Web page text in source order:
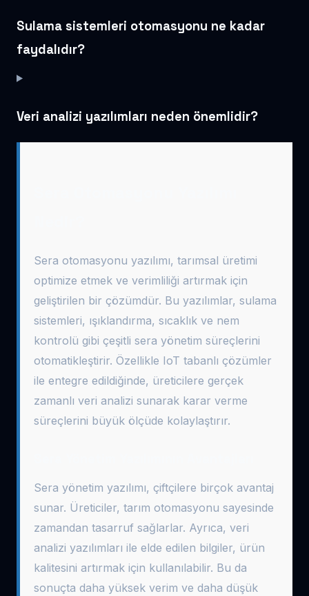
Sulama sistemleri otomasyonu ne kadar
faydalıdır?
Veri analizi yazılımları neden önemlidir?
Sera otomasyonu yazılımı, tarımsal üretimi
optimize etmek ve verimliliği artırmak için
geliştirilen bir çözümdür. Bu yazılımlar, sulama
sistemleri, ışıklandırma, sıcaklık ve nem
kontrolü gibi çeşitli sera yönetim süreçlerini
otomatikleştirir. Özellikle IoT tabanlı çözümler
ile entegre edildiğinde, üreticilere gerçek
zamanlı veri analizi sunarak karar verme
süreçlerini büyük ölçüde kolaylaştırır.
Sera yönetim yazılımı, çiftçilere birçok avantaj
sunar. Üreticiler, tarım otomasyonu sayesinde
zamandan tasarruf sağlarlar. Ayrıca, veri
analizi yazılımları ile elde edilen bilgiler, ürün
kalitesini artırmak için kullanılabilir. Bu da
sonuçta daha yüksek verim ve daha düşük